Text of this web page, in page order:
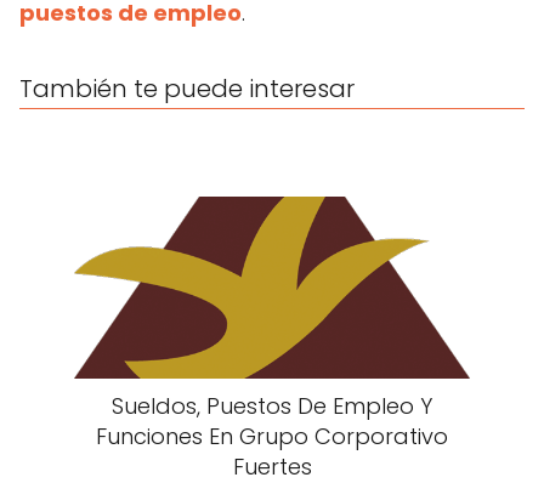
puestos de empleo.
También te puede interesar
Sueldos, Puestos De Empleo Y
Funciones En Grupo Corporativo
Fuertes